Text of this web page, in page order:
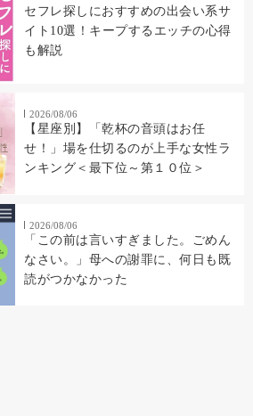
セフレ探しにおすすめの出会い系サ
イト10選！キープするエッチの心得
も解説
2026/08/06
【星座別】「乾杯の音頭はお任
せ！」場を仕切るのが上手な女性ラ
ンキング＜最下位～第１０位＞
2026/08/06
「この前は言いすぎました。ごめん
なさい。」母への謝罪に、何日も既
読がつかなかった